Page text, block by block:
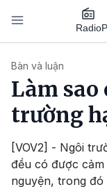
Nhảy đến nội dung
Radio
Bàn và luận
Làm sao
trường
[VOV2] - Ngôi
đều có được
nguyện, trong đó